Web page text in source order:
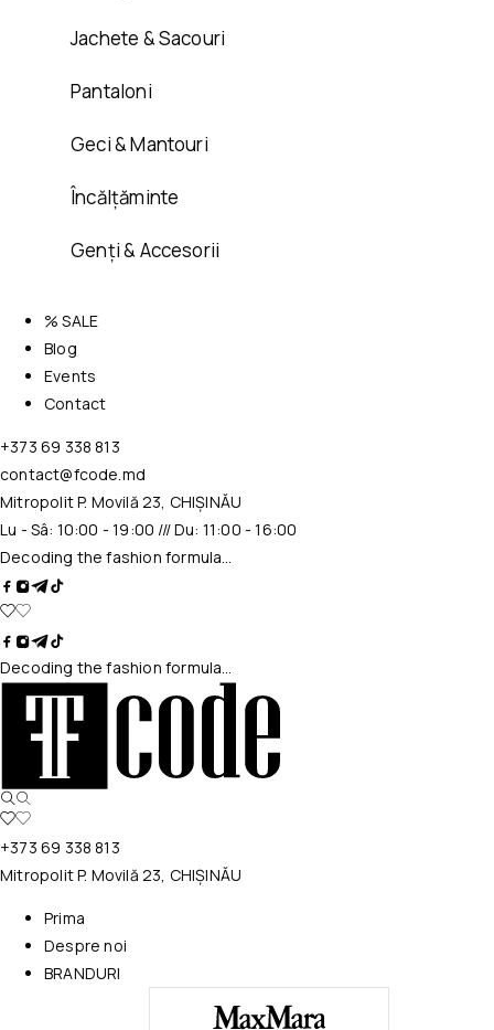
Jachete & Sacouri
Pantaloni
Geci & Mantouri
Încălțăminte
Genți & Accesorii
% SALE
Blog
Events
Contact
+373 69 338 813
contact@fcode.md
Mitropolit P. Movilă 23, CHIȘINĂU
Lu - Sâ: 10:00 - 19:00 /// Du: 11:00 - 16:00
Decoding the fashion formula…
Decoding the fashion formula…
+373 69 338 813
Mitropolit P. Movilă 23, CHIȘINĂU
Prima
Despre noi
BRANDURI